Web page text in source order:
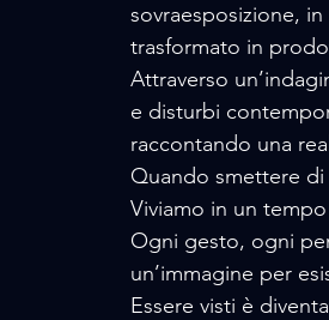
sovraesposizione,
trasformato in
Attraverso
e disturbi
raccontando una
Quando smettere
Viviamo in un
Ogni gesto, ogni
un’immagine per
Essere visti è